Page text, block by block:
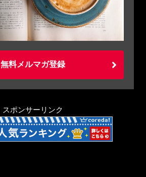
無料メルマガ登録
スポンサーリンク